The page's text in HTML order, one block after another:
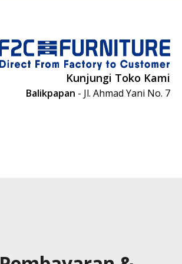
Kunjungi Toko Kami
Balikpapan - Jl. Ahmad Yani No. 7